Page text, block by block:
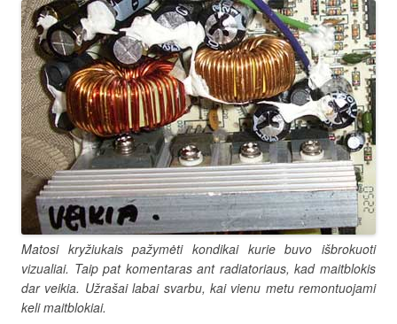
Matosi kryžiukais pažymėti kondikai kurie buvo išbrokuoti
vizualiai. Taip pat komentaras ant radiatoriaus, kad maitblokis
dar veikia. Užrašai labai svarbu, kai vienu metu remontuojami
keli maitblokiai.